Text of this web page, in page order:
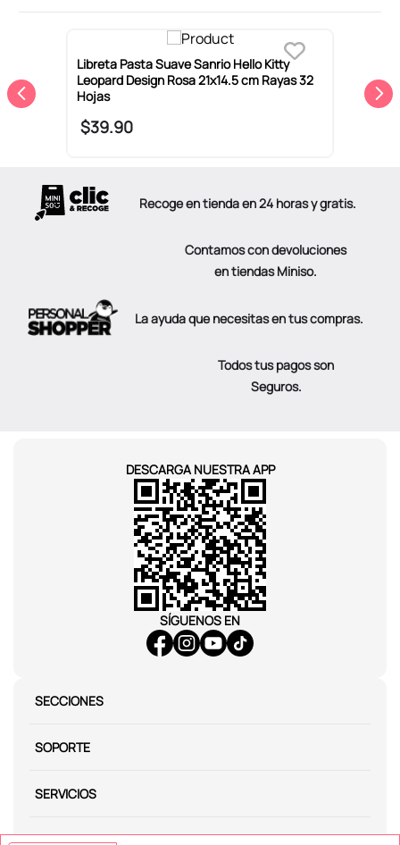
Libreta Pasta Suave Sanrio Hello Kitty
Leopard Design Rosa 21x14.5 cm Rayas 32
Hojas
$39.90
Recoge en tienda en 24 horas y gratis.
Contamos con devoluciones
en tiendas Miniso.
La ayuda que necesitas en tus compras.
Todos tus pagos son
Seguros.
DESCARGA NUESTRA APP
SÍGUENOS EN
SECCIONES
SOPORTE
SERVICIOS
NOSOTROS